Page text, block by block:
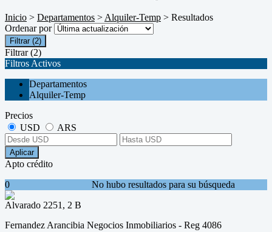
Inicio > Departamentos >Alquiler-Temp > Resultados
Ordenar por
Filtrar (2)
Filtrar (2)
Filtros Activos
Departamentos
Alquiler-Temp
Precios
USD
ARS
Aplicar
Apto crédito
No hubo resultados para su búsqueda
0
Alvarado 2251, 2 B
Fernandez Arancibia Negocios Inmobiliarios - Reg 4086